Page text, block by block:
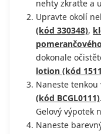
nehty zkraťte a
Upravte okolí
(kód 330348),
dokonale
lotion (kód
Naneste
(kód BCGL0111)
Gelový výpotek
Naneste